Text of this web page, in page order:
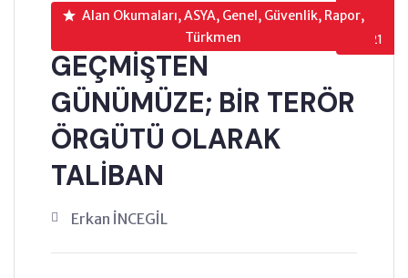
12
EKI’21
Alan Okumaları, ASYA, Genel, Güvenlik, Rapor,
Türkmen
GEÇMİŞTEN
GÜNÜMÜZE; BİR TERÖR
ÖRGÜTÜ OLARAK
TALİBAN
Erkan İNCEGİL